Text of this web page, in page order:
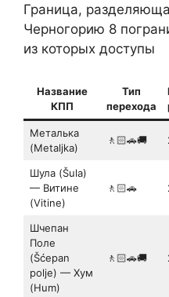
Граница,
Черногорию 8
из которых доступы
Название
КПП
Тип
перехода
Металька
(Metaljka)
🚶🏻🚗🚚
Шула (Šula)
— Витине
(Vitine)
🚶🏻🚗
Шчепан
Поле
(Šćepan
polje) — Хум
(Hum)
🚶🏻🚗🚚